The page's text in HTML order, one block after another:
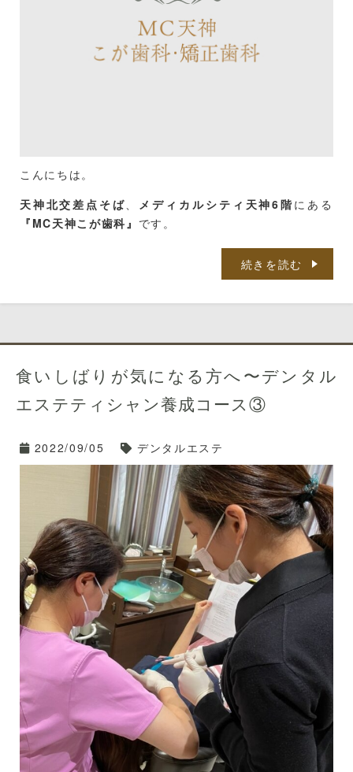
こんにちは。
天神北交差点そば、 メディカルシティ天神6階にある
『MC天神こが歯科』 です。
「那の津口」「天神北ノース
天神地下街をご利用の方は、「東１a」出口から徒歩５
歯科衛生士の川邉です。
デンタルエステティシャン養成コース4，5回は「筆記試
にも酔い・・・と大変でした(‘Д’)
長年のお付き合いしている担当の患者さんから前日にい
ただいた、
「自分を信じて！かんばれ！」
というメールを読み返してふっと落ち着きを取り戻せま
した☆
いざ神戸！
いざ筆記試験！
いざ実技試験！
・・・・
・・・・
続きを読む
食いしばりが気になる方へ〜デンタル
エステティシャン養成コース③
2022/09/05 デンタルエステ